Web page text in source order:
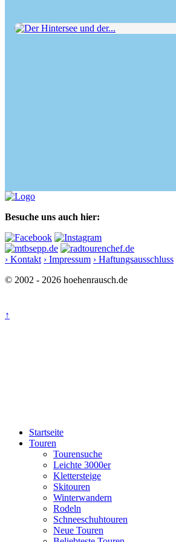
Besuche uns auch hier:
› Kontakt › Impressum › Haftungsausschluss
© 2002 - 2026 hoehenrausch.de
↑
Startseite
Touren
Tourensuche
Leichte 3000er
Klettersteige
Skitouren
Winterwandern
Rodeln
Schneeschuhtouren
Neue Touren